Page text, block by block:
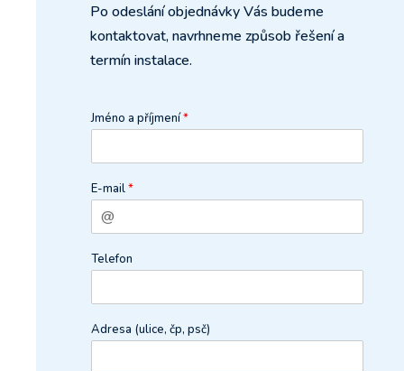
Po odeslání objednávky Vás budeme
kontaktovat, navrhneme způsob řešení a
termín instalace.
Jméno a příjmení*
E-mail*
Telefon
Adresa (ulice, čp, psč)